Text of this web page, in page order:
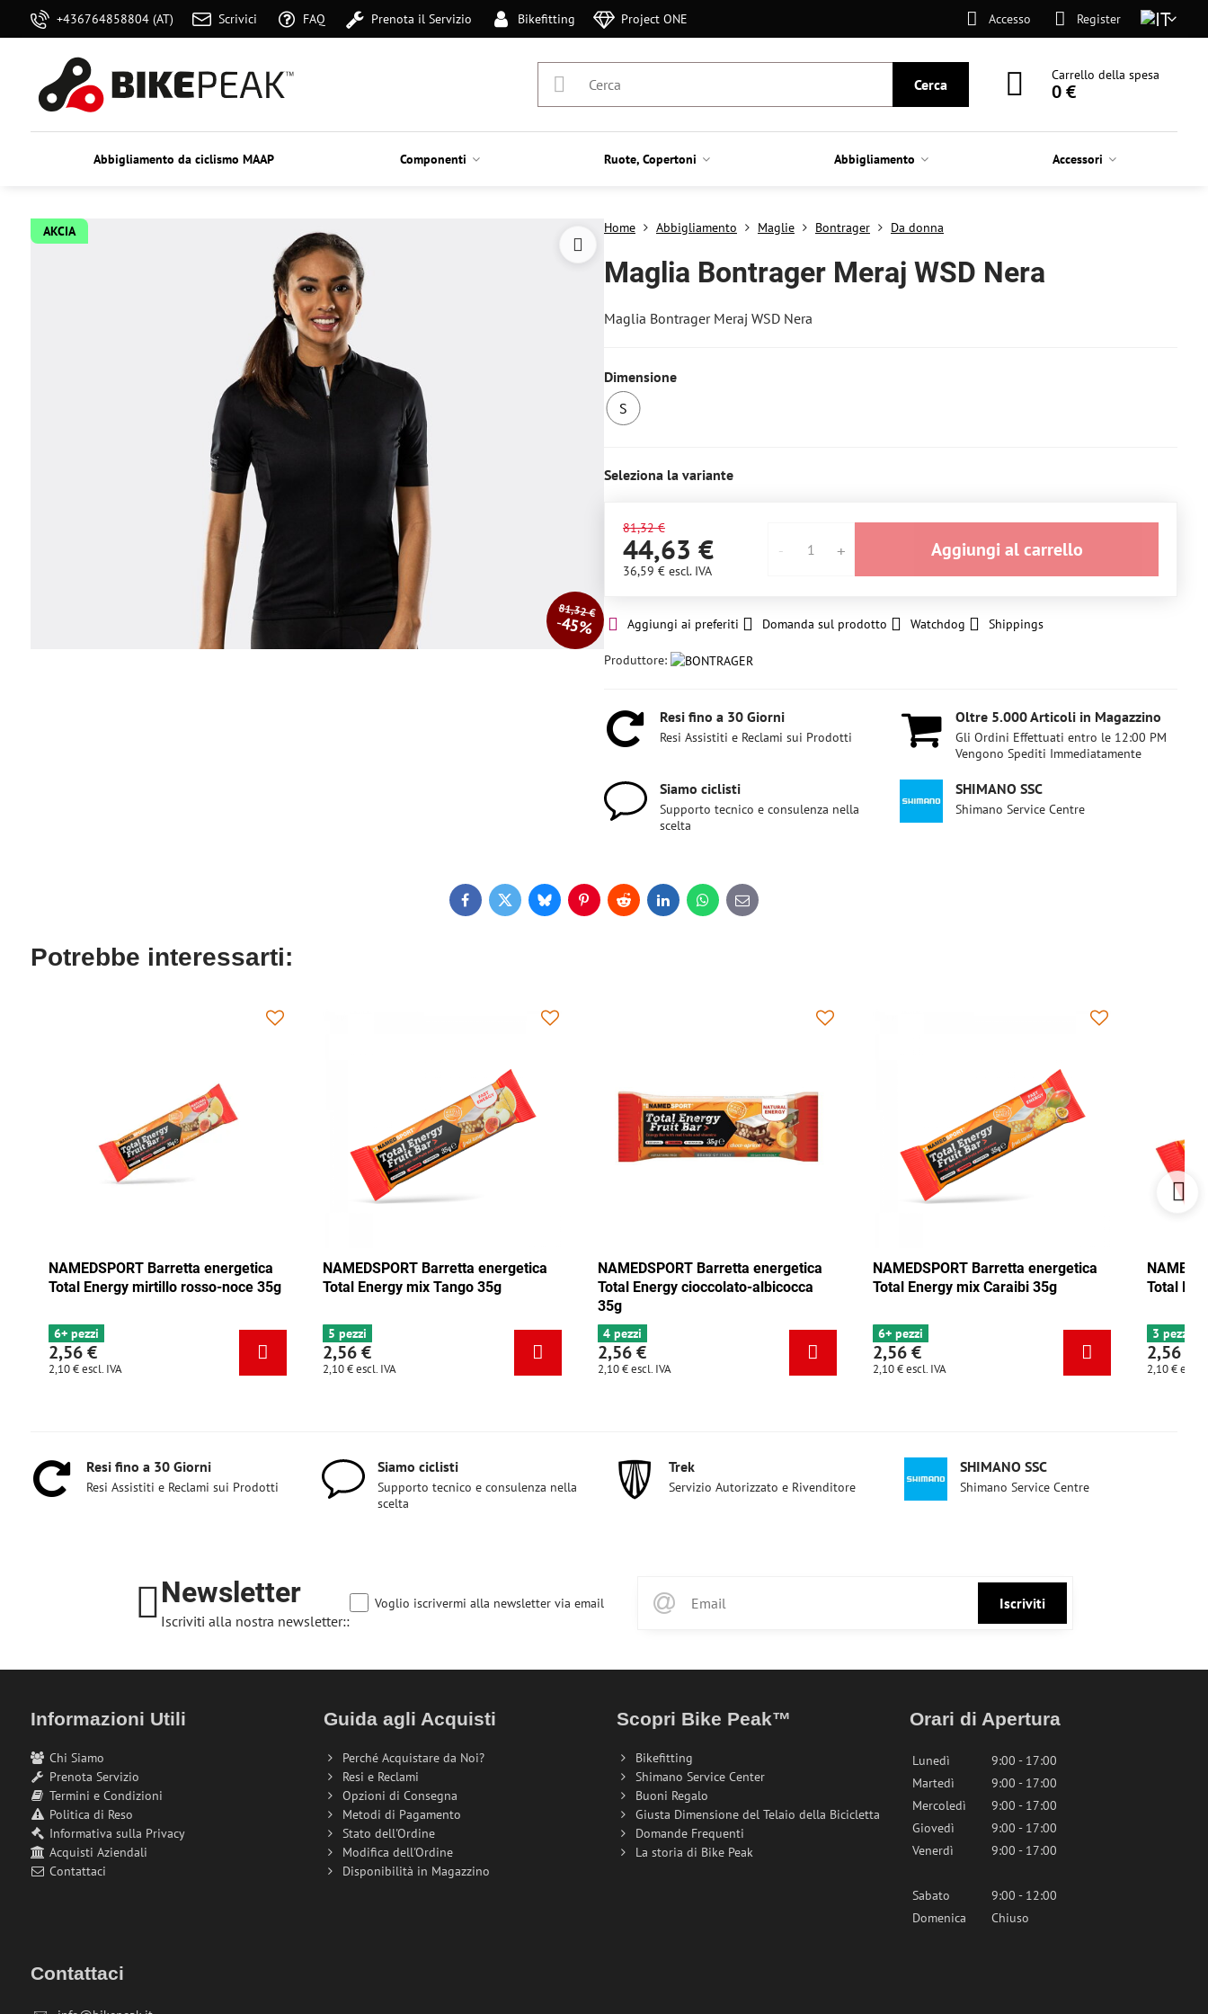
+436764858804 (AT) Scrivici FAQ Prenota il Servizio Bikefitting Project ONE Accesso Register
Cerca
Carrello della spesa
0 €
Abbigliamento da ciclismo MAAP Componenti Ruote, Copertoni Abbigliamento Accessori
AKCIA
81,32 €
45%
Home Abbigliamento Maglie Bontrager Da donna
Maglia Bontrager Meraj WSD Nera
Maglia Bontrager Meraj WSD Nera
Dimensione
S
Seleziona la variante
81,32 €
44,63 €
36,59 € escl. IVA
Aggiungi al carrello
Aggiungi ai preferiti Domanda sul prodotto Watchdog Shippings
Produttore:
Resi fino a 30 Giorni
Resi Assistiti e Reclami sui Prodotti
Oltre 5​.000 Articoli in Magazzino
Gli Ordini Effettuati entro le 12:00 PM
Vengono Spediti Immediatamente
Siamo ciclisti
Supporto tecnico e consulenza nella
scelta
SHIMANO SSC
Shimano Service Centre
FacebookTwitterBlueskyPinterestRedditLinkedInWhatsApp
E-
mail
Potrebbe interessarti:
Barretta energetica
mirtillo rosso-noce 35g
NAMEDSPORT Barretta energetica
Total Energy mix Tango 35g
5 pezzi
NAMEDSPORT Barretta energetica
Total Energy cioccolato-albicocca
4 pezzi
NAMEDSPORT Barretta energetica
Total Energy mix Caraibi 35g
6+ pezzi
NAMEDSPORT Barretta
Total Energy pistacchio
3 pezzi
Resi fino a 30 Giorni
Resi Assistiti e Reclami sui Prodotti
Siamo ciclisti
Supporto tecnico e consulenza nella
scelta
Trek
Servizio Autorizzato e Rivenditore
SHIMANO SSC
Shimano Service Centre
Newsletter
Iscriviti alla nostra newsletter::
Iscriviti
Voglio iscrivermi alla newsletter via email
Informazioni Utili
Chi Siamo
Prenota Servizio
Termini e Condizioni
Politica di Reso
Informativa sulla Privacy
Acquisti Aziendali
Contattaci
Guida agli Acquisti
Perché Acquistare da Noi?
Resi e Reclami
Opzioni di Consegna
Metodi di Pagamento
Stato dell'Ordine
Modifica dell'Ordine
Disponibilità in Magazzino
Scopri Bike Peak™
Bikefitting
Shimano Service Center
Buoni Regalo
Giusta Dimensione del Telaio della Bicicletta
Domande Frequenti
La storia di Bike Peak
Orari di Apertura
Lunedì
9:00 - 17:00
Martedì
9:00 - 17:00
Mercoledì
9:00 - 17:00
Giovedì
9:00 - 17:00
Venerdì
9:00 - 17:00
Sabato
9:00 - 12:00
Domenica
Chiuso
Contattaci